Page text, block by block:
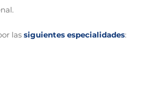
las siguientes especialidades: